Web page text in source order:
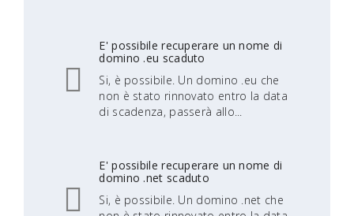
E' possibile recuperare un nome di
domino .eu scaduto
Si, è possibile. Un domino .eu che
non è stato rinnovato entro la data
di scadenza, passerà allo...
E' possibile recuperare un nome di
domino .net scaduto
Si, è possibile. Un domino .net che